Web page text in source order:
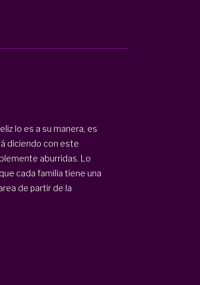
lo es a su manera, es
diciendo con este
aburridas. Lo
cada familia tiene una
de partir de la